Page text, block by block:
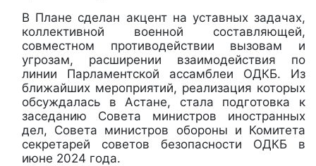
В Плане сделан акцент на уставных задачах,
коллективной военной составляющей,
совместном противодействии вызовам и
угрозам, расширении взаимодействия по
линии Парламентской ассамблеи ОДКБ. Из
ближайших мероприятий, реализация которых
обсуждалась в Астане, стала подготовка к
заседанию Совета министров иностранных
дел, Совета министров обороны и Комитета
секретарей советов безопасности ОДКБ в
июне 2024 года.